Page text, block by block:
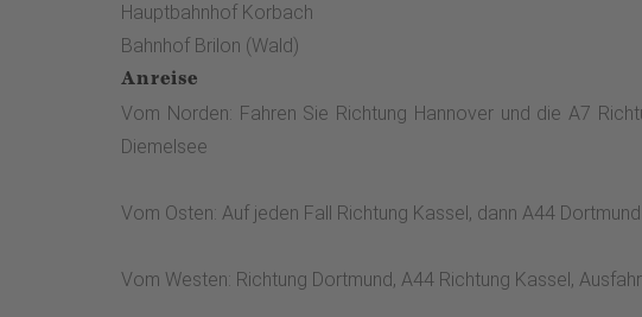
Hauptbahnhof Korbach
Bahnhof Brilon (Wald)
Anreise
Vom Norden: Fahren Sie Richtung Hannover und die A7
Diemelsee
Vom Osten: Auf jeden Fall Richtung Kassel, dann A44
Vom Westen: Richtung Dortmund, A44 Richtung Kassel,